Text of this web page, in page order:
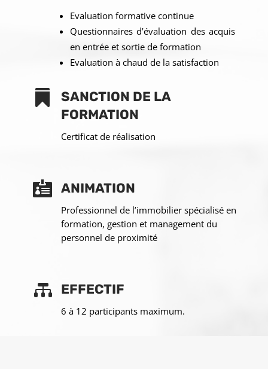
Evaluation formative continue
Questionnaires d’évaluation des acquis
en entrée et sortie de formation
Evaluation à chaud de la satisfaction

SANCTION DE LA
FORMATION
Certificat de réalisation
 ANIMATION
Professionnel de l’immobilier spécialisé en
formation, gestion et management du
personnel de proximité
 EFFECTIF
6 à 12 participants maximum.